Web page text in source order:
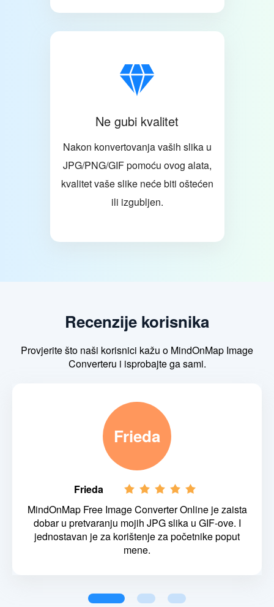
Ne gubi kvalitet
Nakon konvertovanja vaših slika u
JPG/PNG/GIF pomoću ovog alata,
kvalitet vaše slike neće biti oštećen
ili izgubljen.
Recenzije korisnika
Provjerite što naši korisnici kažu o MindOnMap Image
Converteru i isprobajte ga sami.
Frieda
Frieda
MindOnMap Free Image Converter Online je zaista
dobar u pretvaranju mojih JPG slika u GIF-ove. I
jednostavan je za korištenje za početnike poput
mene.